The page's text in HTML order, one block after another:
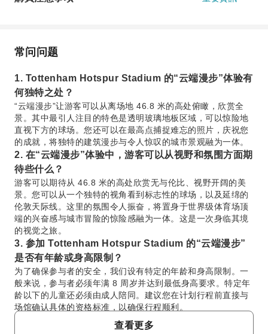
常问问题
1. Tottenham Hotspur Stadium 的“云端漫步”体验有
何独特之处？
“云端漫步”让游客可以从离场地 46.8 米的高处俯瞰，欣赏全
景。其中最引人注目的特色是透明玻璃地板区域，可以惊险地
直视下方的球场。您还可以在最高点捕捉难忘的照片，庆祝您
的成就，将独特的建筑漫步与令人惊叹的城市景观融为一体。
2. 在“云端漫步”体验中，游客可以从视野和氛围方面期
待些什么？
游客可以期待从 46.8 米的高处欣赏无与伦比、视野开阔的美
景。您可以从一个独特的视角看到标志性的球场，以及延绵的
伦敦天际线。这里的氛围令人振奋，将置身于世界级体育场顶
端的兴奋感与城市冒险的惊险感融为一体。这是一次身临其境
的视觉之旅。
3. 参加 Tottenham Hotspur Stadium 的“云端漫步”
是否有年龄或身高限制？
为了确保参与者的安全，我们设有特定的年龄和身高限制。一
般来说，参与者必须年满 8 周岁并达到最低身高要求。特定年
龄以下的儿童还必须由成人陪同。建议您在计划行程前直接与
场馆确认具体的资格标准，以确保行程顺利。
4. 参加“云端漫步”体验建议穿着什么服装和鞋子？
查看更多